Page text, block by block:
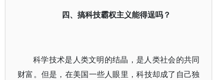
四、搞科技霸权主义能得逞吗？
科学技术是人类文明的结晶，是人类社会的共同
财富。但是，在美国一些人眼里，科技却成了自己独